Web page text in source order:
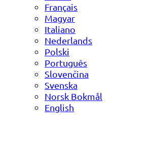
Français
Magyar
Italiano
Nederlands
Polski
Português
Slovenčina
Svenska
Norsk Bokmål
English